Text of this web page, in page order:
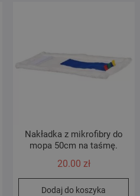
Nakładka z mikrofibry do
mopa 50cm na taśmę.
20.00 zł
Dodaj do koszyka